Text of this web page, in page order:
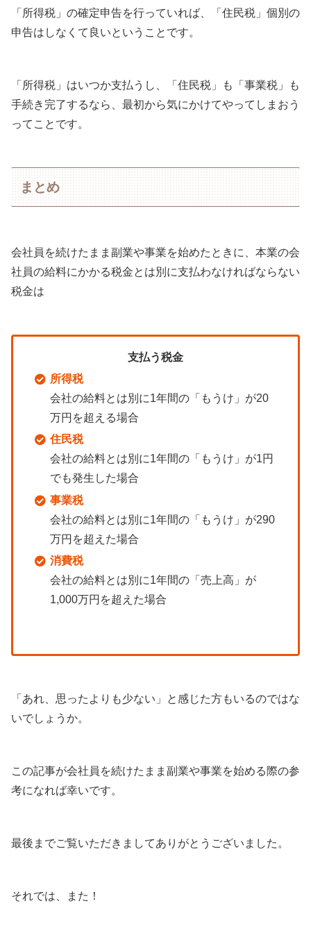
「所得税」の確定申告を行っていれば、「住民税」個別の
申告はしなくて良いということです。
「所得税」はいつか支払うし、「住民税」も「事業税」も
手続き完了するなら、最初から気にかけてやってしまおう
ってことです。
まとめ
会社員を続けたまま副業や事業を始めたときに、本業の会
社員の給料にかかる税金とは別に支払わなければならない
税金は
支払う税金
所得税
会社の給料とは別に1年間の「もうけ」が20
万円を超える場合
住民税
会社の給料とは別に1年間の「もうけ」が1円
でも発生した場合
事業税
会社の給料とは別に1年間の「もうけ」が290
万円を超えた場合
消費税
会社の給料とは別に1年間の「売上高」が
1,000万円を超えた場合
「あれ、思ったよりも少ない」と感じた方もいるのではな
いでしょうか。
この記事が会社員を続けたまま副業や事業を始める際の参
考になれば幸いです。
最後までご覧いただきましてありがとうございました。
それでは、また！